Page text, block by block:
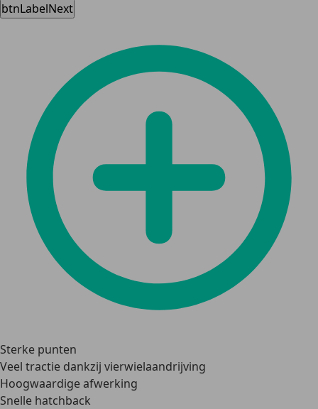
btnLabelNext
Sterke punten
Veel tractie dankzij vierwielaandrijving
Hoogwaardige afwerking
Snelle hatchback